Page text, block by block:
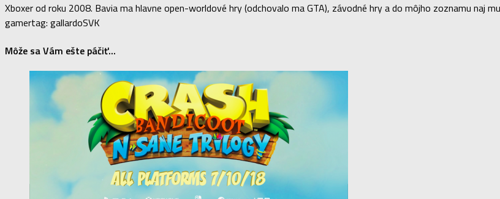
Xboxer od roku 2008. Bavia ma hlavne open-worldové hry (odchovalo ma GTA), závodné hry a do môjho zoznamu naj
gamertag: gallardoSVK
Môže sa Vám ešte páčiť...